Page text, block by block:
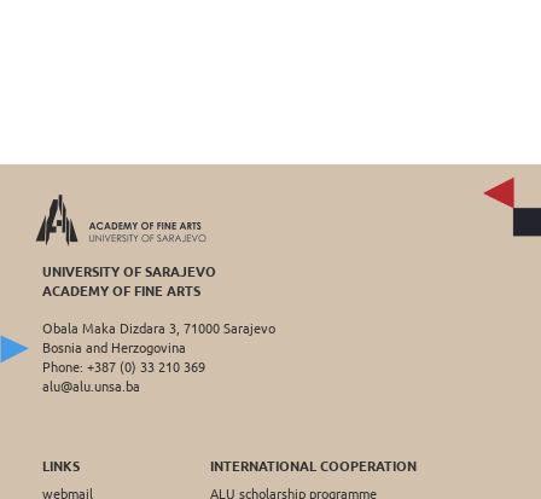
UNIVERSITY OF SARAJEVO
ACADEMY OF FINE ARTS
Obala Maka Dizdara 3, 71000 Sarajevo
Bosnia and Herzogovina
Phone: +387 (0) 33 210 369
alu@alu.unsa.ba
LINKS
webmail
INTERNATIONAL COOPERATION
ALU scholarship programme